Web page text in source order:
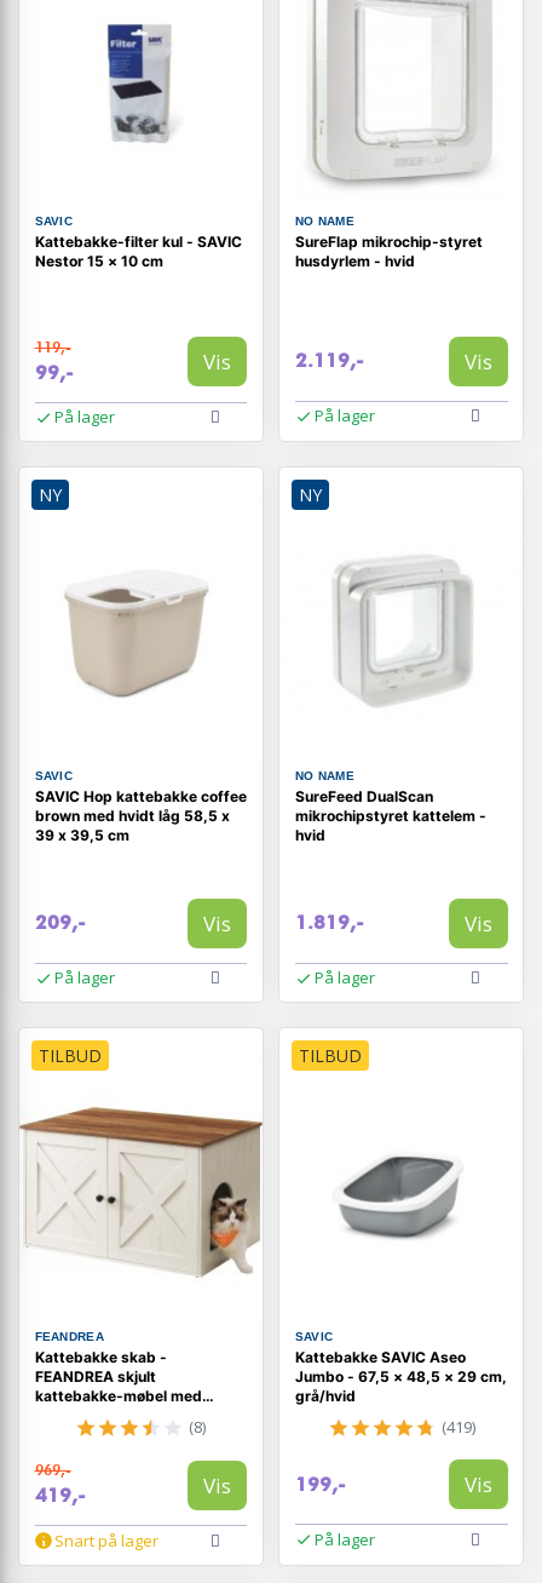
SAVIC
Kattebakke-filter kul - SAVIC
Nestor 15 × 10 cm
119,-
99,- Vis
På lager
NO NAME
SureFlap mikrochip-styret
husdyrlem - hvid
2.119,- Vis
På lager
NY
SAVIC
SAVIC Hop kattebakke coffee
brown med hvidt låg 58,5 x
39 x 39,5 cm
209,- Vis
På lager
NY
NO NAME
SureFeed DualScan
mikrochipstyret kattelem -
hvid
1.819,- Vis
På lager
TILBUD
FEANDREA
Kattebakke skab -
FEANDREA skjult
kattebakke-møbel med
aftagelig skillevæg,
indendørs
50 cm, honningbrun & rustik
hvid
(8)
969,-
419,- Vis
Snart på lager
TILBUD
SAVIC
Kattebakke SAVIC Aseo
Jumbo - 67,5 × 48,5 × 29 cm,
grå/hvid
(419)
199,- Vis
På lager